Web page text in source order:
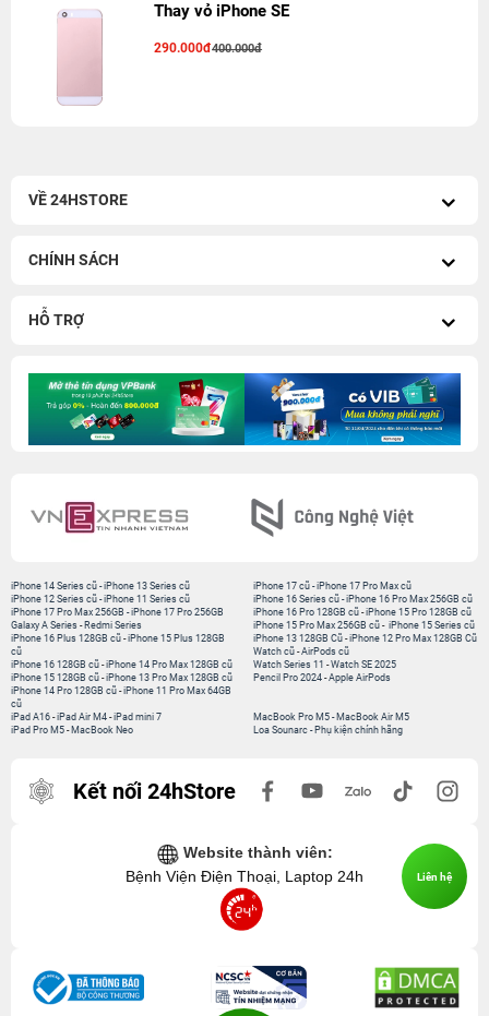
Thay vỏ iPhone SE
290.000đ400.000đ
VỀ 24HSTORE
CHÍNH SÁCH
HỖ TRỢ
iPhone 14 Series cũ -iPhone 13 Series cũ
iPhone 12 Series cũ -iPhone 11 Series cũ
iPhone 17 Pro Max 256GB -iPhone 17 Pro 256GB
Galaxy A Series - Redmi Series
iPhone 17 cũ-iPhone 17 Pro Max cũ
iPhone 16 Series cũ- iPhone 16 Pro Max 256GB cũ
iPhone 16 Pro 128GB cũ-iPhone 15 Pro 128GB cũ
iPhone 15 Pro Max 256GB cũ- iPhone 15 Series cũ
iPhone 16 Plus 128GB cũ -iPhone 15 Plus 128GB
cũ
iPhone 16 128GB cũ -iPhone 14 Pro Max 128GB cũ
iPhone 15 128GB cũ -iPhone 13 Pro Max 128GB cũ
iPhone 14 Pro 128GB cũ -iPhone 11 Pro Max 64GB
cũ
iPhone 13 128GB Cũ-iPhone 12 Pro Max 128GB Cũ
Watch cũ-AirPods cũ
Watch Series 11 -Watch SE 2025
Pencil Pro 2024-Apple AirPods
iPad A16 -iPad Air M4 -iPad mini 7
iPad Pro M5 - MacBook Neo
MacBook Pro M5- MacBook Air M5
Loa Sounarc- Phụ kiện chính hãng
Kết nối 24hStore
Website thành viên:
Bệnh Viện Điện Thoại, Laptop 24h
Liên hệ